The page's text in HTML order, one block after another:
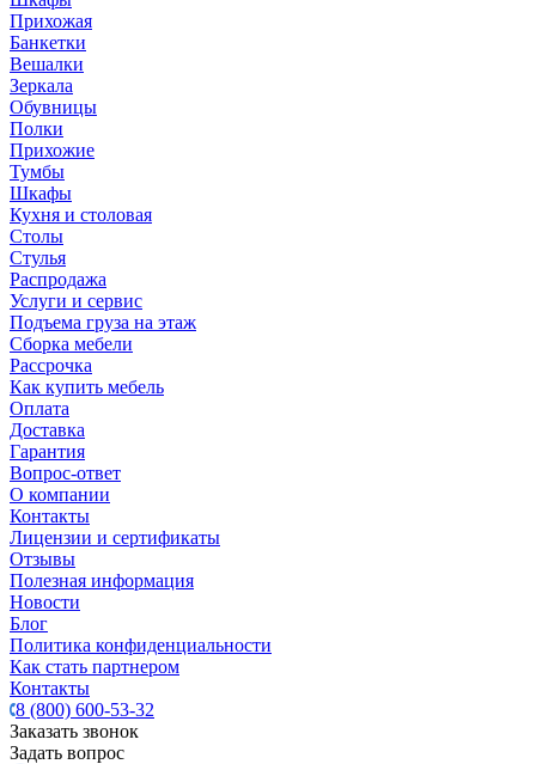
Прихожая
Банкетки
Вешалки
Зеркала
Обувницы
Полки
Прихожие
Тумбы
Шкафы
Кухня и столовая
Столы
Стулья
Распродажа
Услуги и сервис
Подъема груза на этаж
Сборка мебели
Рассрочка
Как купить мебель
Оплата
Доставка
Гарантия
Вопрос-ответ
О компании
Контакты
Лицензии и сертификаты
Отзывы
Полезная информация
Новости
Блог
Политика конфиденциальности
Как стать партнером
Контакты
8 (800) 600-53-32
Заказать звонок
Задать вопрос